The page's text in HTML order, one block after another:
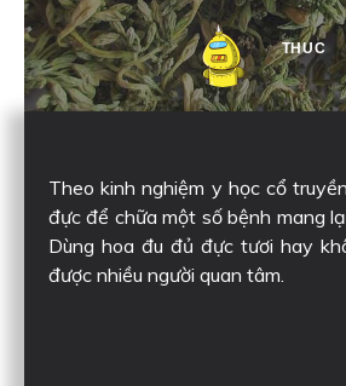
THUC
Theo kinh nghiệm y học cổ
đực để chữa một số bệnh mang
Dùng hoa đu đủ đực tươi hay
được nhiều người quan tâm.